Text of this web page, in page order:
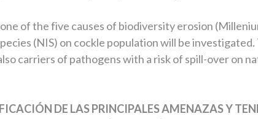
one of the five causes of biodiversity erosion
(NIS) on cockle population will be
carriers of pathogens with a risk of spill-over on
DE LAS PRINCIPALES AMENAZAS Y